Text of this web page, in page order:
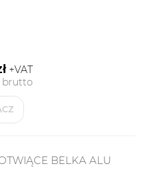
+VAT
BELKA ALU